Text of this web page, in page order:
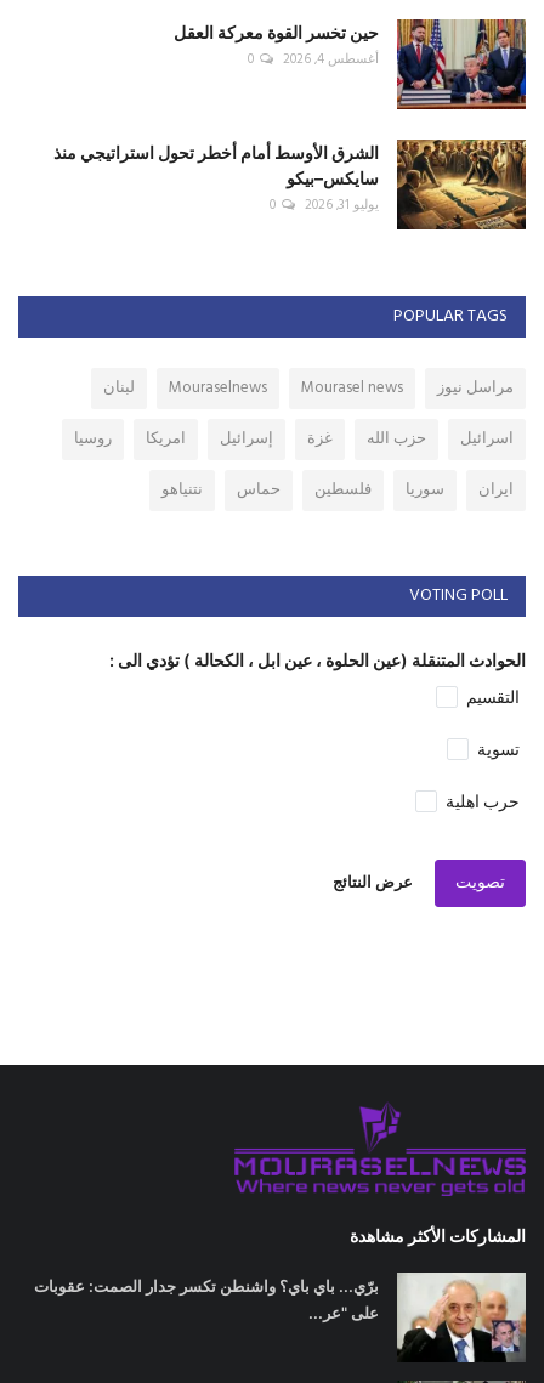
حين تخسر القوة معركة العقل
أغسطس 4, 2026 0
الشرق الأوسط أمام أخطر تحول استراتيجي منذ
سايكس–بيكو
يوليو 31, 2026 0
POPULAR TAGS
مراسل نيوز Mourasel news
Mouraselnews
لبنان
اسرائيل
حزب الله غزة إسرائيل امريكا
روسيا
ايران
سوريا فلسطين حماس نتنياهو
VOTING POLL
الحوادث المتنقلة (عين الحلوة ، عين ابل ، الكحالة ) تؤدي الى :
التقسيم
تسوية
حرب اهلية
تصويت عرض النتائج
المشاركات الأكثر مشاهدة
برّي... باي باي؟ واشنطن تكسر جدار الصمت: عقوبات
على "عر...